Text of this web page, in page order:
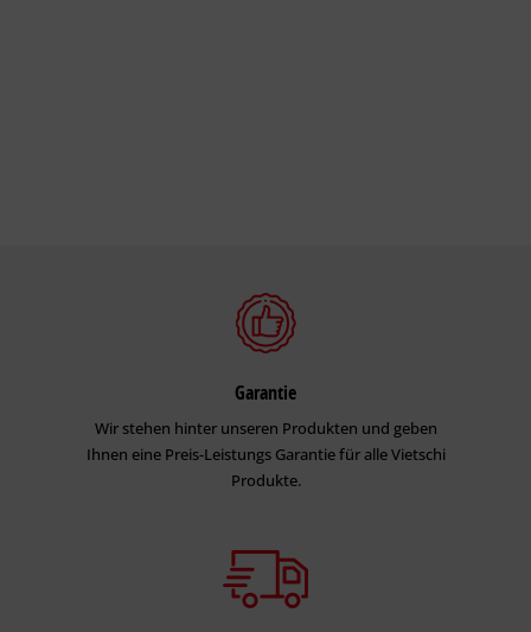
Garantie
Wir stehen hinter unseren Produkten und geben
Ihnen eine Preis-Leistungs Garantie für alle Vietschi
Produkte.